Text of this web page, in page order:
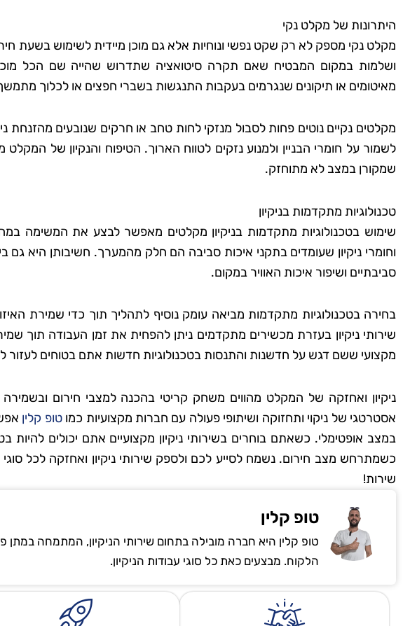
היתרונות של מקלט נקי
מקלט נקי מספק לא רק שקט נפשי ונוחיות אלא גם מוכן מיידית לשימוש בשעת
ושלמות במקום המבטיח שאם תקרה סיטואציה שתדרוש שהייה שם הכל מוכן
מאיטומים או תיקונים שנגרמים בעקבות התנגשות בשברי חפצים או לכלוך
מקלטים נקיים נוטים פחות לסבול מנזקי לחות טחב או חרקים שנובעים מהזנחת
לשמור על חומרי הבניין ולמנוע נזקים לטווח הארוך. הטיפוח והנקיון של המקלט
שמקורן במצב לא מתוחזק.
טכנולוגיות מתקדמות בניקיון
שימוש בטכנולוגיות מתקדמות בניקיון מקלטים מאפשר לבצע את המשימה
וחומרי ניקיון שעומדים בתקני איכות סביבה הם חלק מהמערך. חשיבותן היא גם
סביבתיים ושיפור איכות האוויר במקום.
בחירה בטכנולוגיות מתקדמות מביאה עומק נוסיף לתהליך תוך כדי שמירת
שירותי ניקיון בעזרת מכשירים מתקדמים ניתן להפחית את זמן העבודה תוך
מקצועי ששם דגש על חדשנות והתנסות בטכנולוגיות חדשות אתם בטוחים לעזור
ניקיון ואחזקה של המקלט מהווים משחק קריטי בהכנה למצבי חירום ובשמירה
אסטרטגי של ניקוי ותחזוקה ושיתופי פעולה עם חברות מקצועיות כמוטופ קלין
במצב אופטימלי. כשאתם בוחרים בשירותי ניקיון מקצועיים אתם יכולים להיות
כשמתרחש מצב חירום. נשמח לסייע לכם ולספק שירותי ניקיון ואחזקה לכל סוגי
שירות!
טופ קלין
טופ קלין היא חברה מובילה בתחום שירותי הניקיון, המתמחה במתן
הלקוח. מבצעים כאת כל סוגי עבודות הניקיון.
קלין! הבית שלי מעולם לא היה כל
כך נקי ומטופח. הם דאגו לכל
והמחיר היה הוגן. אין ספק שאמשיך
להשתמש בשירותיהם."
שמרית סבג
רמת גן